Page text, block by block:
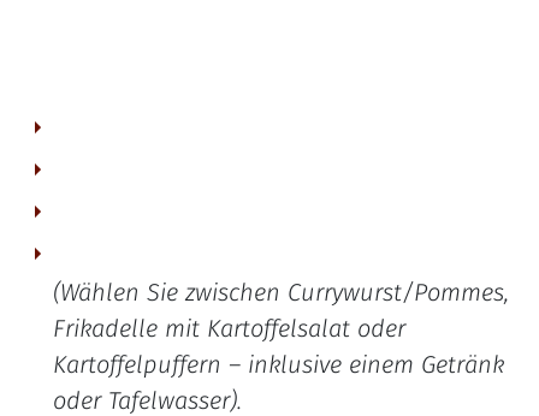
(Wählen Sie zwischen Currywurst/Pommes,
Frikadelle mit Kartoffelsalat oder
Kartoffelpuffern – inklusive einem Getränk
oder Tafelwasser).